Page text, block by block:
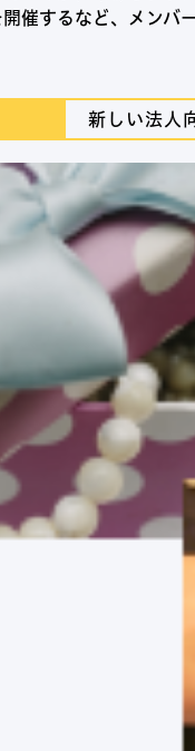
催するなど、メンバ
新しい法人